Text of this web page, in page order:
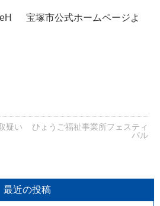
宝塚市公式ホームページよ
疑い
ひょうご福祉事業所フェスティ
バル
最近の投稿